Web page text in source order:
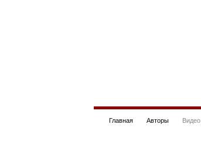
Главная Авторы Видео